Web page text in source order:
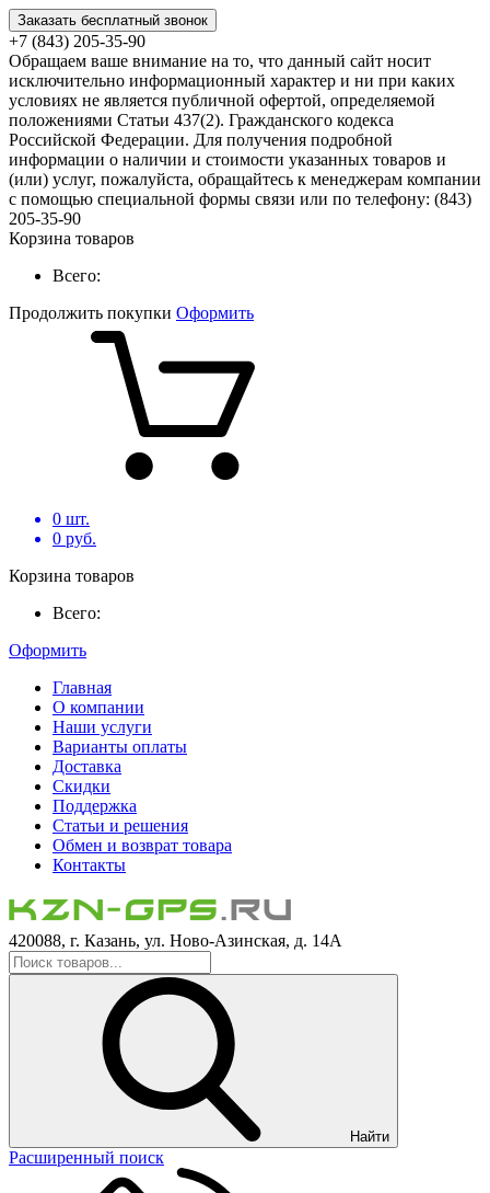
Заказать бесплатный звонок
+7 (843) 205-35-90
Обращаем ваше внимание на то, что данный сайт носит
исключительно информационный характер и ни при каких
условиях не является публичной офертой, определяемой
положениями Статьи 437(2). Гражданского кодекса
Российской Федерации. Для получения подробной
информации о наличии и стоимости указанных товаров и
(или) услуг, пожалуйста, обращайтесь к менеджерам компании
с помощью специальной формы связи или по телефону: (843)
205-35-90
Корзина товаров
Всего:
Продолжить покупки Оформить
0 шт.
0 руб.
Корзина товаров
Всего:
Оформить
Главная
О компании
Наши услуги
Варианты оплаты
Доставка
Скидки
Поддержка
Статьи и решения
Обмен и возврат товара
Контакты
420088, г. Казань, ул. Ново-Азинская, д. 14А
Найти
Расширенный поиск